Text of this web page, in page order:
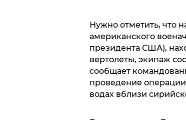
Нужно отметить, что
американского
президента США),
вертолеты, экипаж
сообщает
проведение
водах вблизи